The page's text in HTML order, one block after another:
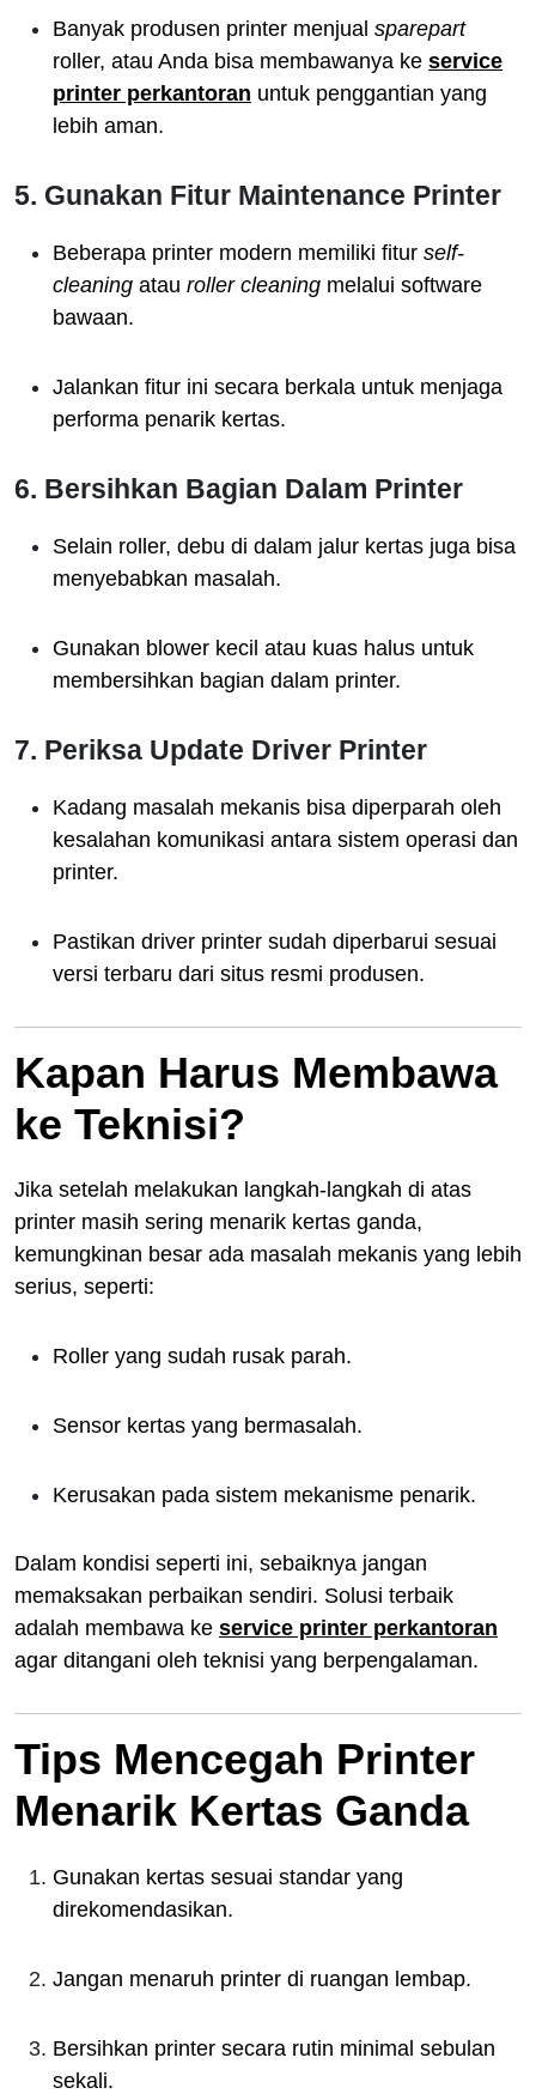
Banyak produsen printer menjual sparepart
roller, atau Anda bisa membawanya ke service
printer perkantoran untuk penggantian yang
lebih aman.
5. Gunakan Fitur Maintenance Printer
Beberapa printer modern memiliki fitur self-
cleaning atau roller cleaning melalui software
bawaan.
Jalankan fitur ini secara berkala untuk menjaga
performa penarik kertas.
6. Bersihkan Bagian Dalam Printer
Selain roller, debu di dalam jalur kertas juga bisa
menyebabkan masalah.
Gunakan blower kecil atau kuas halus untuk
membersihkan bagian dalam printer.
7. Periksa Update Driver Printer
Kadang masalah mekanis bisa diperparah oleh
kesalahan komunikasi antara sistem operasi dan
printer.
Pastikan driver printer sudah diperbarui sesuai
versi terbaru dari situs resmi produsen.
Kapan Harus Membawa
ke Teknisi?
Jika setelah melakukan langkah-langkah di atas
printer masih sering menarik kertas ganda,
kemungkinan besar ada masalah mekanis yang lebih
serius, seperti:
Roller yang sudah rusak parah.
Sensor kertas yang bermasalah.
Kerusakan pada sistem mekanisme penarik.
Dalam kondisi seperti ini, sebaiknya jangan
memaksakan perbaikan sendiri. Solusi terbaik
adalah membawa ke service printer perkantoran
agar ditangani oleh teknisi yang berpengalaman.
Tips Mencegah Printer
Menarik Kertas Ganda
Gunakan kertas sesuai standar yang
direkomendasikan.
Jangan menaruh printer di ruangan lembap.
Bersihkan printer secara rutin minimal sebulan
sekali.